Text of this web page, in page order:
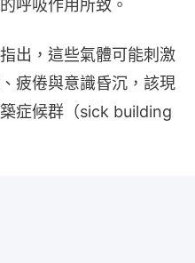
呼吸作用所致。
出，這些氣體可能刺激
疲倦與意識昏沉，該現
症候群（sick building